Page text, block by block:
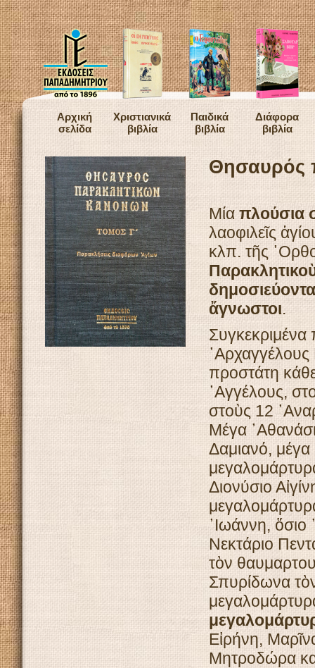
Αρχική
σελίδα
Χριστιανικά
βιβλία
Παιδικά
βιβλία
Διάφορα
βιβλία
Θησαυρός
Μίαπλούσια
λαοφιλεῖς
κλπ. τῆς
ἄγνωστοι.
Συγκεκριμένα
προστάτη
᾿Αγγέλους,
στοὺς 12
Μέγα
Δαμιανό, μέγα
Διονύσιο
᾿Ιωάννη,
Νεκτάριο
τὸν
Σπυρίδωνα
Εἰρήνη,
Μητροδώρα